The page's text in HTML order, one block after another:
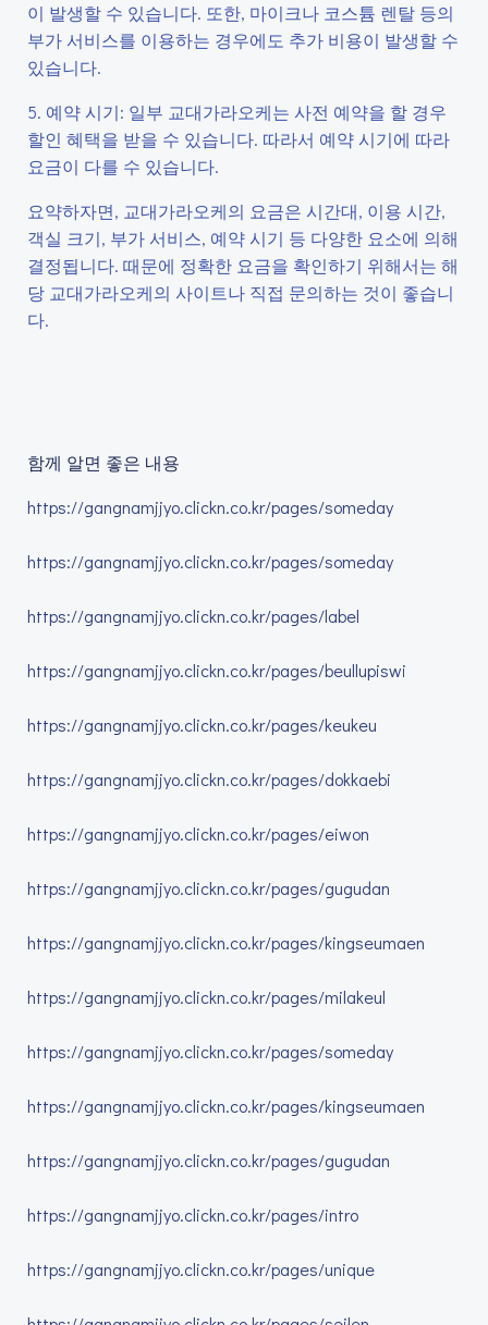
이 발생할 수 있습니다. 또한, 마이크나 코스튬 렌탈 등의
부가 서비스를 이용하는 경우에도 추가 비용이 발생할 수
있습니다.
5. 예약 시기: 일부 교대가라오케는 사전 예약을 할 경우
할인 혜택을 받을 수 있습니다. 따라서 예약 시기에 따라
요금이 다를 수 있습니다.
요약하자면, 교대가라오케의 요금은 시간대, 이용 시간,
객실 크기, 부가 서비스, 예약 시기 등 다양한 요소에 의해
결정됩니다. 때문에 정확한 요금을 확인하기 위해서는 해
당 교대가라오케의 사이트나 직접 문의하는 것이 좋습니
다.
함께 알면 좋은 내용
https://gangnamjjyo.clickn.co.kr/pages/someday
https://gangnamjjyo.clickn.co.kr/pages/someday
https://gangnamjjyo.clickn.co.kr/pages/label
https://gangnamjjyo.clickn.co.kr/pages/beullupiswi
https://gangnamjjyo.clickn.co.kr/pages/keukeu
https://gangnamjjyo.clickn.co.kr/pages/dokkaebi
https://gangnamjjyo.clickn.co.kr/pages/eiwon
https://gangnamjjyo.clickn.co.kr/pages/gugudan
https://gangnamjjyo.clickn.co.kr/pages/kingseumaen
https://gangnamjjyo.clickn.co.kr/pages/milakeul
https://gangnamjjyo.clickn.co.kr/pages/someday
https://gangnamjjyo.clickn.co.kr/pages/kingseumaen
https://gangnamjjyo.clickn.co.kr/pages/gugudan
https://gangnamjjyo.clickn.co.kr/pages/intro
https://gangnamjjyo.clickn.co.kr/pages/unique